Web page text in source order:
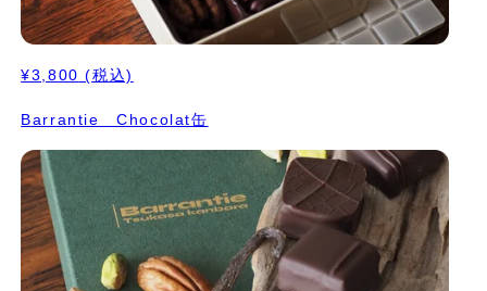
¥3,800 (税込)
Barrantie Chocolat缶